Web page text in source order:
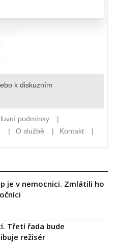
je v nemocnici. Zmlátili ho
Třetí řada bude
režisér